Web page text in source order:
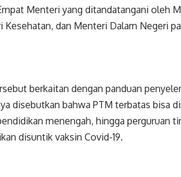
Menteri yang ditandatangani oleh
Kesehatan, dan Menteri Dalam Negeri
berkaitan dengan panduan
disebutkan bahwa PTM terbatas bisa
menengah, hingga perguruan
disuntik vaksin Covid-19.